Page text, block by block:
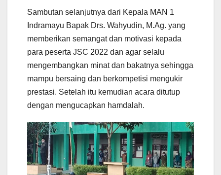
Sambutan selanjutnya dari Kepala MAN 1
Indramayu Bapak Drs. Wahyudin, M.Ag. yang
memberikan semangat dan motivasi kepada
para peserta JSC 2022 dan agar selalu
mengembangkan minat dan bakatnya sehingga
mampu bersaing dan berkompetisi mengukir
prestasi. Setelah itu kemudian acara ditutup
dengan mengucapkan hamdalah.